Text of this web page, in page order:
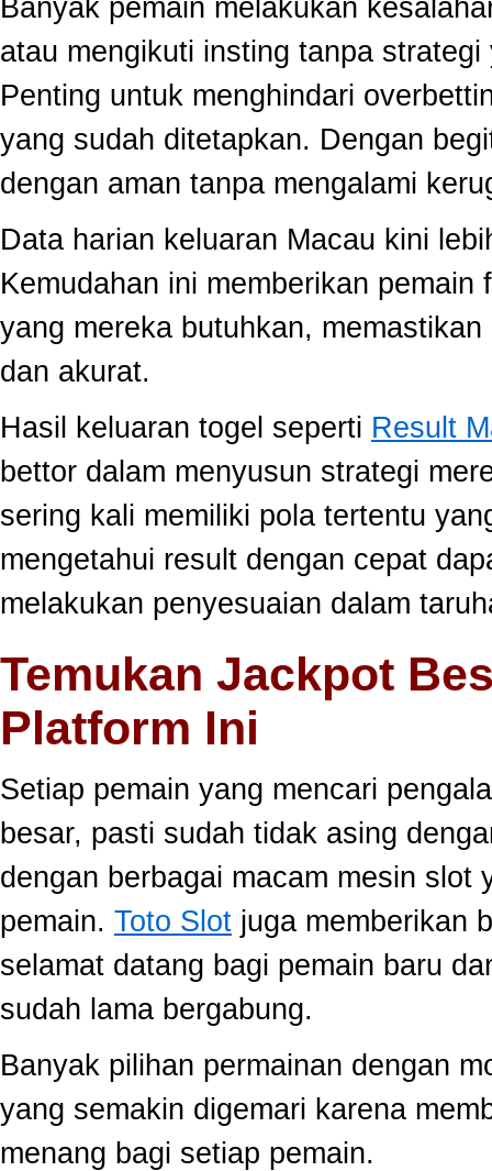
Banyak pemain melakukan
atau mengikuti insting tanpa
Penting untuk menghindari
yang sudah ditetapkan. Dengan
dengan aman tanpa mengalami
Data harian keluaran Macau kini
Kemudahan ini memberikan
yang mereka butuhkan,
dan akurat.
Hasil keluaran togel seperti Result
bettor dalam menyusun strategi
sering kali memiliki pola tertentu
mengetahui result dengan cepat
melakukan penyesuaian dalam
Temukan Jackpot
Platform Ini
Setiap pemain yang mencari
besar, pasti sudah tidak asing
dengan berbagai macam mesin slot
pemain. Toto Slot juga memberikan
selamat datang bagi pemain baru
sudah lama bergabung.
Banyak pilihan permainan dengan
yang semakin digemari karena
menang bagi setiap pemain.